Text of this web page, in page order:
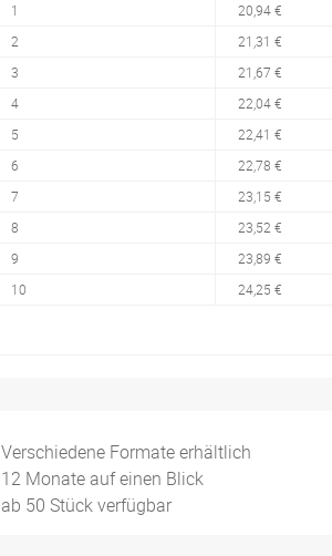
1 20,94 €
2
21,31 €
3
21,67 €
4
22,04 €
5
22,41 €
6
22,78 €
7
23,15 €
8
23,52 €
9
23,89 €
10
24,25 €
Verschiedene Formate erhältlich
12 Monate auf einen Blick
ab 50 Stück verfügbar